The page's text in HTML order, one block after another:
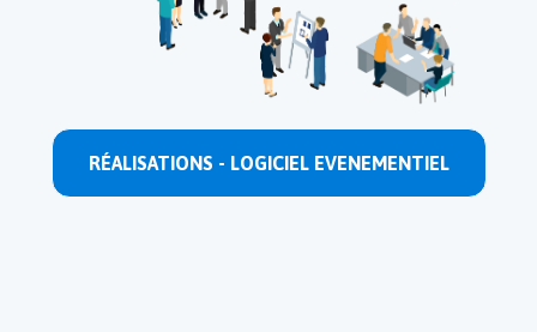
RÉALISATIONS - LOGICIEL EVENEMENTIEL